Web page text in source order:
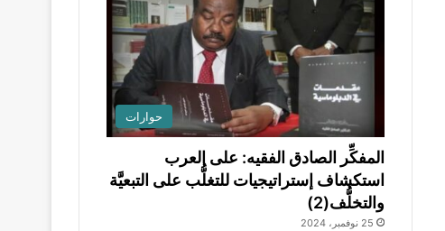
حوارات
المفكِّر الصادق الفقيه: على العرب
استكشاف إستراتيجيات للتغلُّب على التبعيَّة
والتخلُّف(2)
25 نوفمبر، 2024